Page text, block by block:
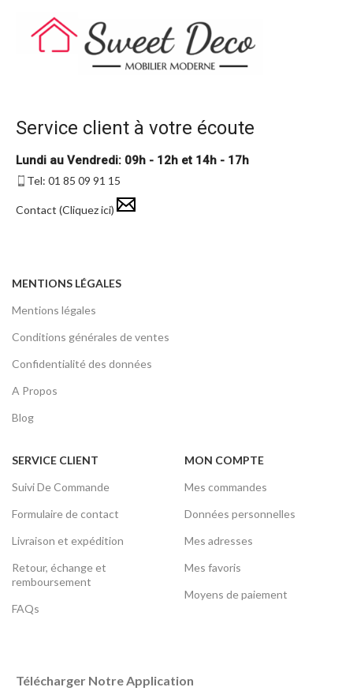
Service client à votre écoute
Lundi au Vendredi: 09h - 12h et 14h - 17h
Tel: 01 85 09 91 15
Contact (Cliquez ici)
MENTIONS LÉGALES
Mentions légales
Conditions générales de ventes
Confidentialité des données
A Propos
Blog
SERVICE CLIENT
Suivi De Commande
Formulaire de contact
Livraison et expédition
Retour, échange et
remboursement
FAQs
MON COMPTE
Mes commandes
Données personnelles
Mes adresses
Mes favoris
Moyens de paiement
Télécharger Notre Application